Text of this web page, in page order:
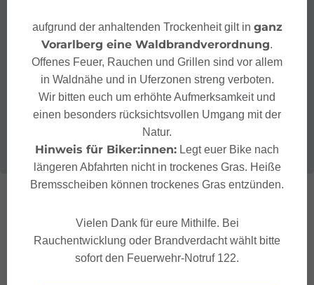
aufgrund der anhaltenden Trockenheit gilt in ganz
Vorarlberg eine Waldbrandverordnung
Offenes Feuer, Rauchen und Grillen sind vor allem
in Waldnähe und in Uferzonen streng verboten.
Wir bitten euch um erhöhte Aufmerksamkeit und
einen besonders rücksichtsvollen Umgang mit der
Natur.
Hinweis für Biker:innen: Legt euer Bike nach
längeren Abfahrten nicht in trockenes Gras. Heiße
Bremsscheiben können trockenes Gras entzünden.
Vielen Dank für eure Mithilfe. Bei
Rauchentwicklung oder Brandverdacht wählt bitte
sofort den Feuerwehr-Notruf 122.